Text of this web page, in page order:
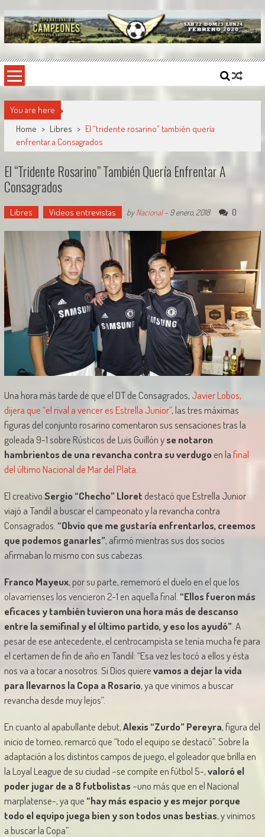
to
content
Copa Nacional de Campeones
El torneo semestral que reúne a los mejores equipos de fútbol sintético del país.
You are here
Home > Libres > El “tridente rosarino” también quería
enfrentar a Consagrados
El “tridente Rosarino” También Quería Enfrentar A
Consagrados
Libres Videos entrevistas byNacional- 9 enero, 2018 0
Una hora más tarde de que el DT de Consagrados, Javier Lobos,
dijera que “el rival a vencer es Estrella Junior”, las tres máximas
figuras del conjunto rosarino comentaron sus sensaciones tras la
goleada 9-1 sobre Rústicos de Luis Guillón yse notaron
hambrientos de una revancha contra su verdugoen lafinal
del último Nacional de Mar del Plata.
El creativoSergio “Checho” Lloret destacó que Estrella Junior
viajó a Tandil a buscar el campeonato y la revancha contra
Consagrados. “Obvio que me gustaría enfrentarlos, creemos
que podemos ganarles”, afirmó mientras sus dos socios
afirmaban lo mismo con sus cabezas.
Franco Mayeux, por su parte, rememoró el duelo en el que los
olavarrienses los vencieron 2-1 en aquella final. “Ellos fueron más
eficaces y también tuvieron una hora más de descanso
entre la semifinal y el último partido, y eso los ayudó”. A
pesar de ese antecedente, el centrocampista se tenía mucha fe para
el certamen de fin de año en Tandil: “Esa vez les tocó a ellos y ésta
nos va a tocar a nosotros. Si Dios quierevamos a dejar la vida
para llevarnos la Copa a Rosario, ya que vinimos a buscar
revancha desde muy lejos”.
En cuanto al apabullante debut,Alexis “Zurdo” Pereyra, figura del
inicio de torneo, remarcó que “todo el equipo se destacó”. Sobre la
adaptación a los distintos campos de juego, el goleador que brilla en
la Loyal League de su ciudad –se compite en fútbol 5-,valoró el
poder jugar de a 8 futbolistas–uno más que en el Nacional
marplatense-, ya que“hay más espacio y es mejor porque
todo el equipo juega bien y son todos unas bestias, y vinimos
a buscar la Copa”.